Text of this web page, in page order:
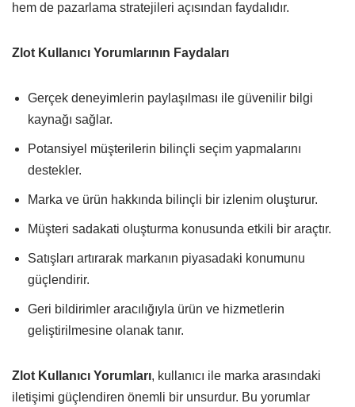
hem de pazarlama stratejileri açısından faydalıdır.
Zlot Kullanıcı Yorumlarının Faydaları
Gerçek deneyimlerin paylaşılması ile güvenilir bilgi
kaynağı sağlar.
Potansiyel müşterilerin bilinçli seçim yapmalarını
destekler.
Marka ve ürün hakkında bilinçli bir izlenim oluşturur.
Müşteri sadakati oluşturma konusunda etkili bir araçtır.
Satışları artırarak markanın piyasadaki konumunu
güçlendirir.
Geri bildirimler aracılığıyla ürün ve hizmetlerin
geliştirilmesine olanak tanır.
Zlot Kullanıcı Yorumları, kullanıcı ile marka arasındaki
iletişimi güçlendiren önemli bir unsurdur. Bu yorumlar